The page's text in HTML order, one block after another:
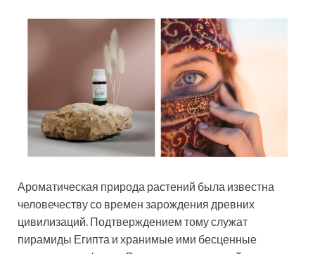
Ароматическая природа растений была известна
человечеству со времен зарождения древних
цивилизаций. Подтверждением тому служат
пирамиды Египта и хранимые ими бесценные